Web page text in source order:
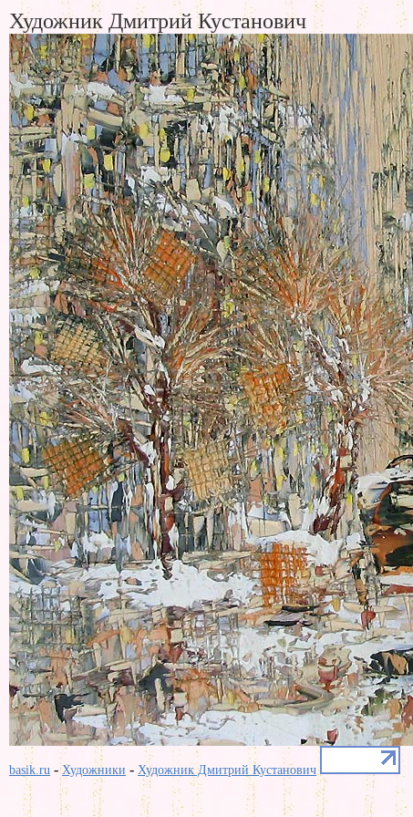
Художник Дмитрий Кустанович
basik.ru -Художники - Художник Дмитрий Кустанович